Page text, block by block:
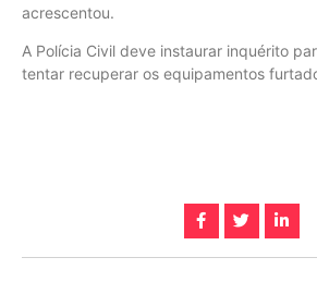
acrescentou.
A Polícia Civil deve instaurar inquérito
tentar recuperar os equipamentos